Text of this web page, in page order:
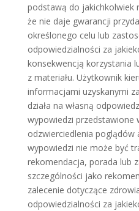
podstawą do jakichkolwiek
że nie daje gwarancji
określonego celu lub
odpowiedzialności za
konsekwencją korzystania
z materiału. Użytkownik
informacjami uzyskanymi
działa na własną
wypowiedzi przedstawione
odzwierciedlenia poglądów
wypowiedzi nie może być
rekomendacja, porada lub
szczególności jako
zalecenie dotyczące
odpowiedzialności za